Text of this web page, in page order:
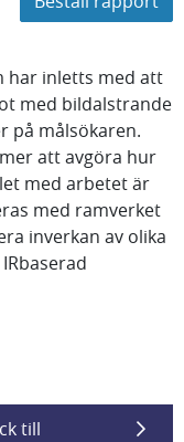
har inletts med att
med bildalstrande
på målsökaren.
att avgöra hur
med arbetet är
med ramverket
inverkan av olika
till